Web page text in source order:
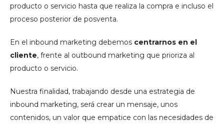
producto o servicio hasta que realiza la compra e incluso el
proceso posterior de posventa.
En el inbound marketing debemos centrarnos en el
cliente, frente al outbound marketing que prioriza al
producto o servicio.
Nuestra finalidad, trabajando desde una estrategia de
inbound marketing, será crear un mensaje, unos
contenidos, un valor que empatice con las necesidades de